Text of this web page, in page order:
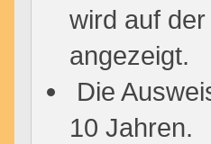
wird auf
angezeigt.
Die
10 Jahren.